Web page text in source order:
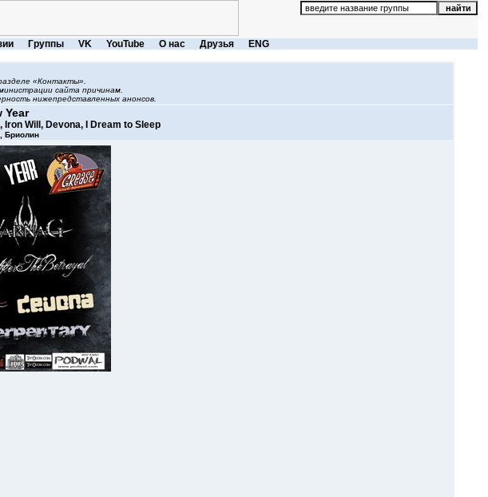
Группы VK YouTube О нас Друзья ENG
«Контакты».
сайта причинам.
нижепредставленных анонсов.
Year
, Iron Will, Devona, I Dream to Sleep
Бриолин